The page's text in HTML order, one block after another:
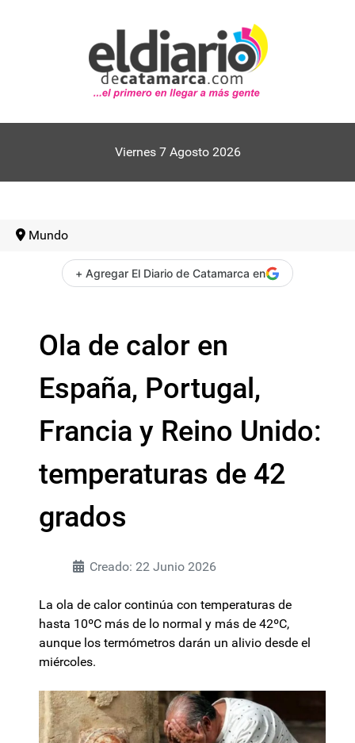
Viernes 7 Agosto 2026
Mundo
+ Agregar El Diario de Catamarca en
Ola de calor en
España, Portugal,
Francia y Reino Unido:
temperaturas de 42
grados
Creado: 22 Junio 2026
La ola de calor continúa con temperaturas de
hasta 10ºC más de lo normal y más de 42ºC,
aunque los termómetros darán un alivio desde el
miércoles.